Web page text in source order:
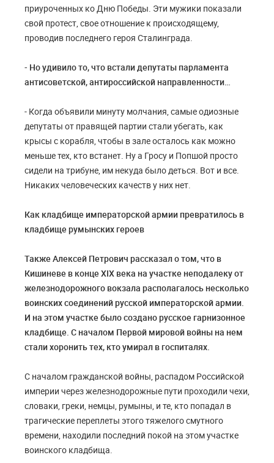
приуроченных ко Дню Победы. Эти мужики показали
свой протест, свое отношение к происходящему,
проводив последнего героя Сталинграда.
- Но удивило то, что встали депутаты парламента
антисоветской, антироссийской направленности…
- Когда объявили минуту молчания, самые одиозные
депутаты от правящей партии стали убегать, как
крысы с корабля, чтобы в зале осталось как можно
меньше тех, кто встанет. Ну а Гросу и Попшой просто
сидели на трибуне, им некуда было деться. Вот и все.
Никаких человеческих качеств у них нет.
Как кладбище императорской армии превратилось в
кладбище румынских героев
Также Алексей Петрович рассказал о том, что в
Кишиневе в конце XIX века на участке неподалеку от
железнодорожного вокзала располагалось несколько
воинских соединений русской императорской армии.
И на этом участке было создано русское гарнизонное
кладбище. С началом Первой мировой войны на нем
стали хоронить тех, кто умирал в госпиталях.
С началом гражданской войны, распадом Российской
империи через железнодорожные пути проходили чехи,
словаки, греки, немцы, румыны, и те, кто попадал в
трагические переплеты этого тяжелого смутного
времени, находили последний покой на этом участке
воинского кладбища.